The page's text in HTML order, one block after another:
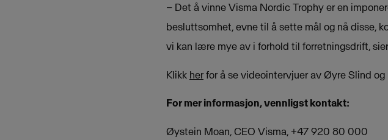
– Det å vinne Visma Nordic Trophy er en
besluttsomhet, evne til å sette mål og nå disse,
vi kan lære mye av i forhold til forretningsdrift,
Klikk herfor å se videointervjuer av Øyre Slind og
For mer informasjon, vennligst kontakt:
Øystein Moan, CEO Visma, +47 920 80 000